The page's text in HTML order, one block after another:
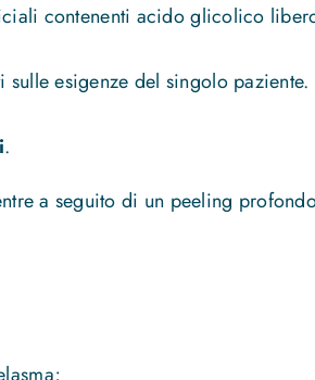
contenenti acido glicolico
esigenze del singolo paziente.
.
a seguito di un peeling